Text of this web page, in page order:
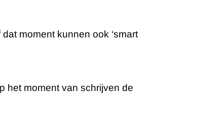
moment kunnen ook ‘smart
het moment van schrijven de